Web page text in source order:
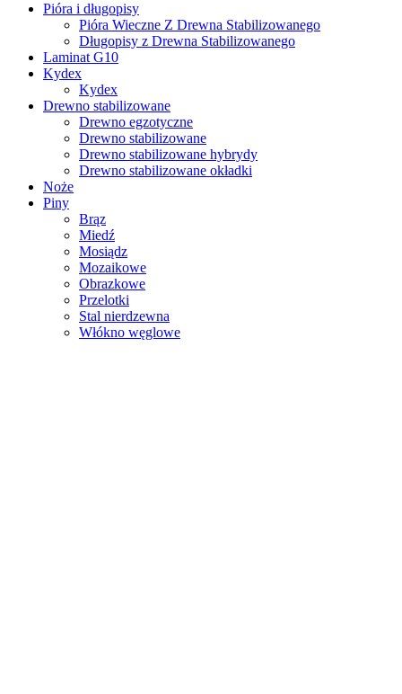
Pióra i długopisy
Pióra Wieczne Z Drewna Stabilizowanego
Długopisy z Drewna Stabilizowanego
Laminat G10
Kydex
Kydex
Drewno stabilizowane
Drewno egzotyczne
Drewno stabilizowane
Drewno stabilizowane hybrydy
Drewno stabilizowane okładki
Noże
Piny
Brąz
Miedź
Mosiądz
Mozaikowe
Obrazkowe
Przelotki
Stal nierdzewna
Włókno węglowe